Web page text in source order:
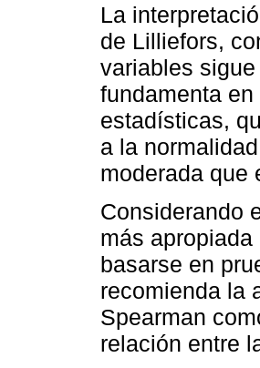
La
de Lilliefors,
variables
fundamenta
estadísticas,
a la
moderada que
Considerando
más
basarse en
recomienda la
Spearman
relación entre